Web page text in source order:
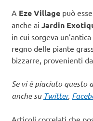
A Eze Village può
anche ai Jardin
in cui sorgeva
regno delle piante
bizzarre, provenienti
Se vi è piaciuto questo
anche su Twitter,